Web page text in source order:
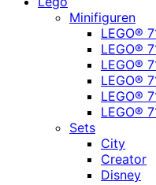
Minifiguren
LEGO®
LEGO®
LEGO®
LEGO®
LEGO®
LEGO®
Sets
City
Creator
Disney